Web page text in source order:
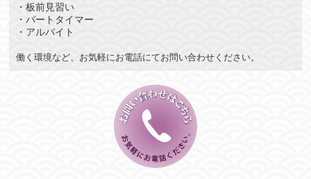
・板前見習い
・パートタイマー
・アルバイト
働く環境など、お気軽にお電話にてお問い合わせください。